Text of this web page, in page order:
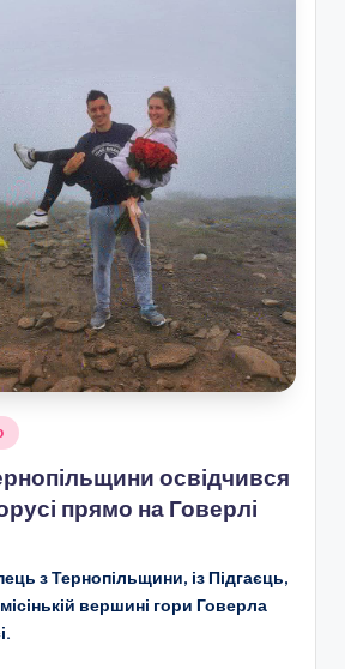
освідчився
прямо на Говерлі
з Тернопільщини, із Підгаєць,
вершині гори Говерла